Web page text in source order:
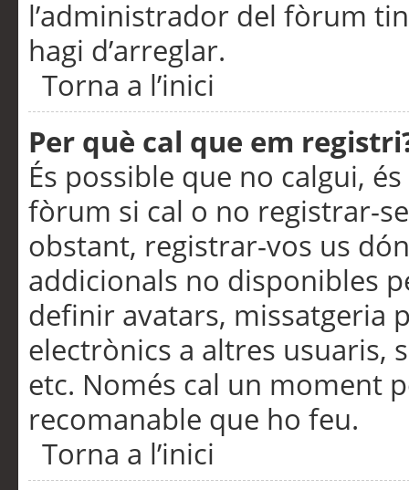
l’administrador del fòrum
hagi d’arreglar.
Torna a l’inici
Per què cal que em
És possible que no calgui,
fòrum si cal o no registrar-
obstant, registrar-vos us
addicionals no disponibles
definir avatars, missatgeria
electrònics a altres usuaris,
etc. Només cal un moment
recomanable que ho feu.
Torna a l’inici